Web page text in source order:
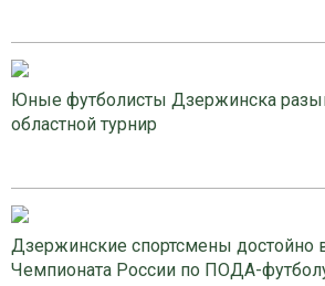
Юные футболисты Дзержинска
областной турнир
Дзержинские спортсмены достойно
Чемпионата России по ПОДА-